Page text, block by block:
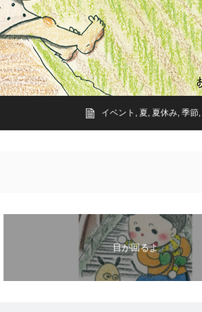
イベント , 夏, 夏休み, 季節,
目が回るよ